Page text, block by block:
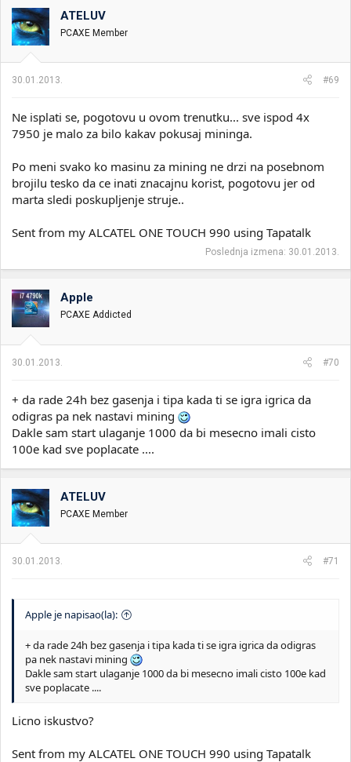
ATELUV
PCAXE Member
30.01.2013. #69
Ne isplati se, pogotovu u ovom trenutku... sve ispod 4x
7950 je malo za bilo kakav pokusaj mininga.
Po meni svako ko masinu za mining ne drzi na posebnom
brojilu tesko da ce inati znacajnu korist, pogotovu jer od
marta sledi poskupljenje struje..
Sent from my ALCATEL ONE TOUCH 990 using Tapatalk
Poslednja izmena: 30.01.2013.
Apple
PCAXE Addicted
30.01.2013. #70
+ da rade 24h bez gasenja i tipa kada ti se igra igrica da
odigras pa nek nastavi mining
Dakle sam start ulaganje 1000 da bi mesecno imali cisto
100e kad sve poplacate ....
ATELUV
PCAXE Member
30.01.2013. #71
Apple je napisao(la):
+ da rade 24h bez gasenja i tipa kada ti se igra igrica da odigras
pa nek nastavi mining
Dakle sam start ulaganje 1000 da bi mesecno imali cisto 100e kad
sve poplacate ....
Licno iskustvo?
Sent from my ALCATEL ONE TOUCH 990 using Tapatalk